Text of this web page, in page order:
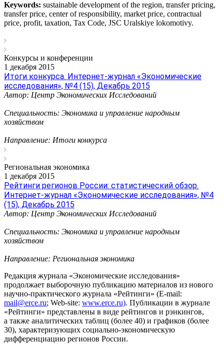
Keywords: sustainable development of the region, transfer pricing,
transfer price, center of responsibility, market price, contractual
price, profit, taxation, Tax Code, JSC Uralskiye lokomotivy.
Конкурсы и конференции
1 декабря 2015
Итоги конкурса. Интернет-журнал «Экономические
исследования», №4 (15), Декабрь 2015
Автор: Центр Экономических Исследований
Специальность: Экономика и управление народным
хозяйством
Направление: Итоги конкурса
Региональная экономика
1 декабря 2015
Рейтинги регионов России: статистический обзор.
Интернет-журнал «Экономические исследования», №4
(15), Декабрь 2015
Автор: Центр Экономических Исследований
Специальность: Экономика и управление народным
хозяйством
Направление: Региональная экономика
Редакция журнала «Экономические исследования»
продолжает выборочную публикацию материалов из нового
научно-практического журнала «Рейтинги» (E-mail:
mail@erce.ru; Web-site: www.erce.ru). Публикации в журнале
«Рейтинги» представлены в виде рейтингов и рэнкингов,
а также аналитических таблиц (более 40) и графиков (более
30), характеризующих социально-экономическую
дифференциацию регионов России.